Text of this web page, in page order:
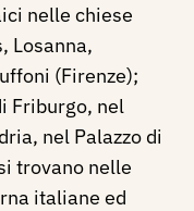
nelle chiese
Losanna,
(Firenze);
Friburgo, nel
nel Palazzo di
trovano nelle
italiane ed